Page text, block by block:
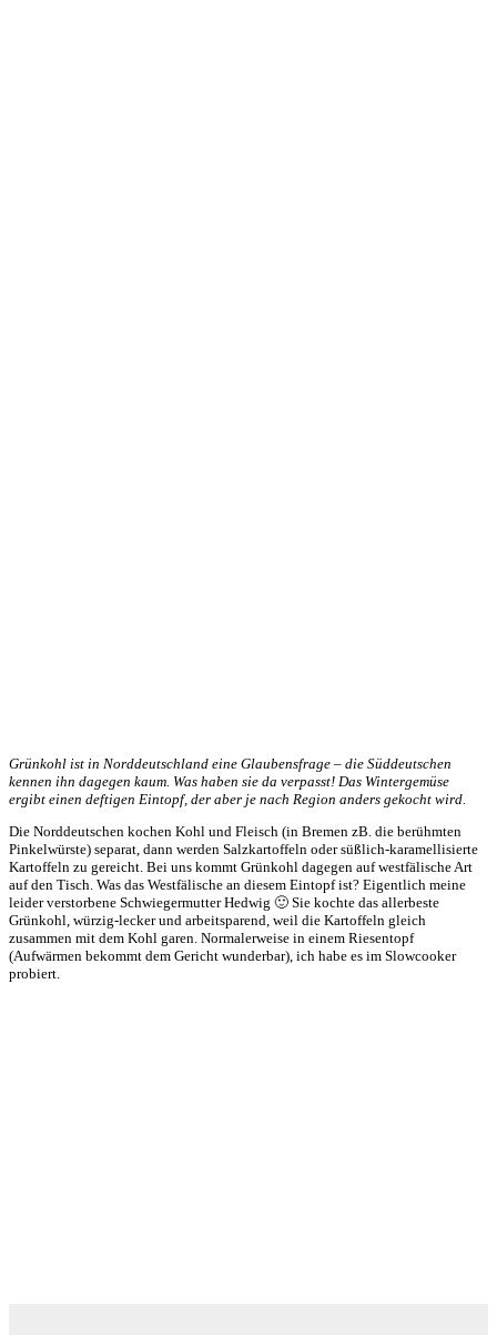
Grünkohl ist in Norddeutschland eine Glaubensfrage – die Süddeutschen
kennen ihn dagegen kaum. Was haben sie da verpasst! Das Wintergemüse
ergibt einen deftigen Eintopf, der aber je nach Region anders gekocht wird.
Die Norddeutschen kochen Kohl und Fleisch (in Bremen zB. die berühmten
Pinkelwürste) separat, dann werden Salzkartoffeln oder süßlich-karamellisierte
Kartoffeln zu gereicht. Bei uns kommt Grünkohl dagegen auf westfälische Art
auf den Tisch. Was das Westfälische an diesem Eintopf ist? Eigentlich meine
leider verstorbene Schwiegermutter Hedwig 🙂 Sie kochte das allerbeste
Grünkohl, würzig-lecker und arbeitsparend, weil die Kartoffeln gleich
zusammen mit dem Kohl garen. Normalerweise in einem Riesentopf
(Aufwärmen bekommt dem Gericht wunderbar), ich habe es im Slowcooker
probiert.